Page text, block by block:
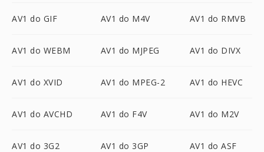
AV1 do GIF AV1 do M4V AV1 do RMVB
AV1 do WEBM AV1 do MJPEG AV1 do DIVX
AV1 do XVID AV1 do MPEG-2 AV1 do HEVC
AV1 do AVCHD AV1 do F4V AV1 do M2V
AV1 do 3G2 AV1 do 3GP AV1 do ASF